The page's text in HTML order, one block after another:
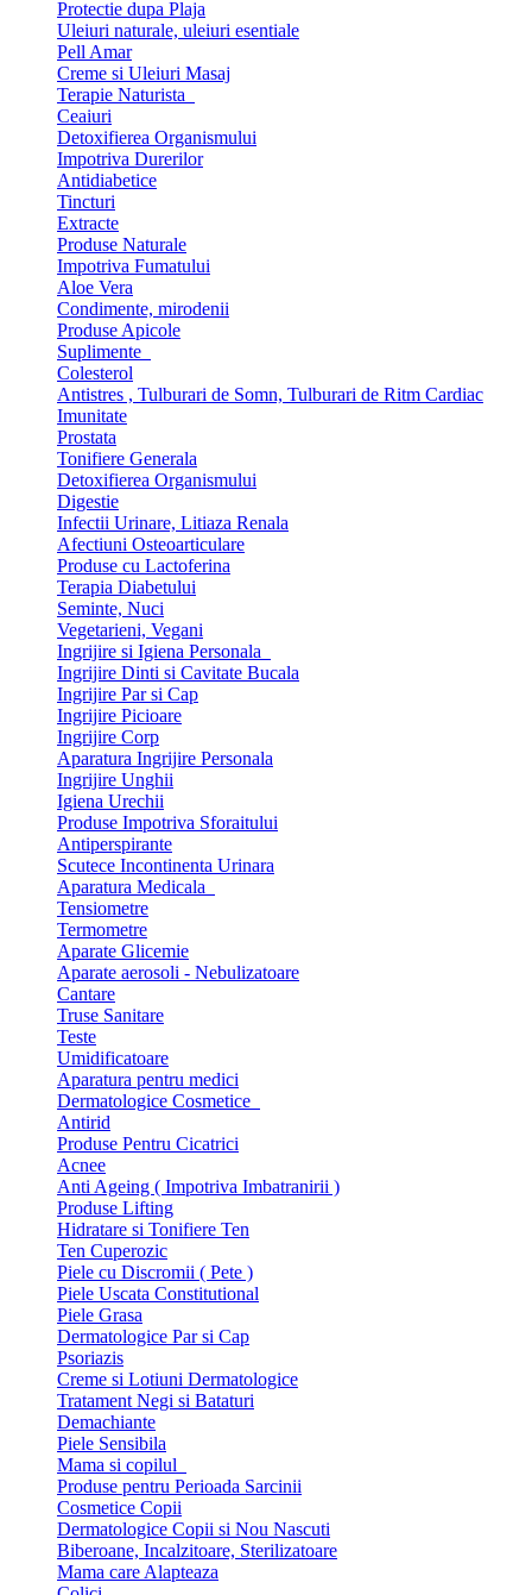
Protectie dupa Plaja
Uleiuri naturale, uleiuri esentiale
Pell Amar
Creme si Uleiuri Masaj
Terapie Naturista
Ceaiuri
Detoxifierea Organismului
Impotriva Durerilor
Antidiabetice
Tincturi
Extracte
Produse Naturale
Impotriva Fumatului
Aloe Vera
Condimente, mirodenii
Produse Apicole
Suplimente
Colesterol
Antistres , Tulburari de Somn, Tulburari de Ritm Cardiac
Imunitate
Prostata
Tonifiere Generala
Detoxifierea Organismului
Digestie
Infectii Urinare, Litiaza Renala
Afectiuni Osteoarticulare
Produse cu Lactoferina
Terapia Diabetului
Seminte, Nuci
Vegetarieni, Vegani
Ingrijire si Igiena Personala
Ingrijire Dinti si Cavitate Bucala
Ingrijire Par si Cap
Ingrijire Picioare
Ingrijire Corp
Aparatura Ingrijire Personala
Ingrijire Unghii
Igiena Urechii
Produse Impotriva Sforaitului
Antiperspirante
Scutece Incontinenta Urinara
Aparatura Medicala
Tensiometre
Termometre
Aparate Glicemie
Aparate aerosoli - Nebulizatoare
Cantare
Truse Sanitare
Teste
Umidificatoare
Aparatura pentru medici
Dermatologice Cosmetice
Antirid
Produse Pentru Cicatrici
Acnee
Anti Ageing ( Impotriva Imbatranirii )
Produse Lifting
Hidratare si Tonifiere Ten
Ten Cuperozic
Piele cu Discromii ( Pete )
Piele Uscata Constitutional
Piele Grasa
Dermatologice Par si Cap
Psoriazis
Creme si Lotiuni Dermatologice
Tratament Negi si Bataturi
Demachiante
Piele Sensibila
Mama si copilul
Produse pentru Perioada Sarcinii
Cosmetice Copii
Dermatologice Copii si Nou Nascuti
Biberoane, Incalzitoare, Sterilizatoare
Mama care Alapteaza